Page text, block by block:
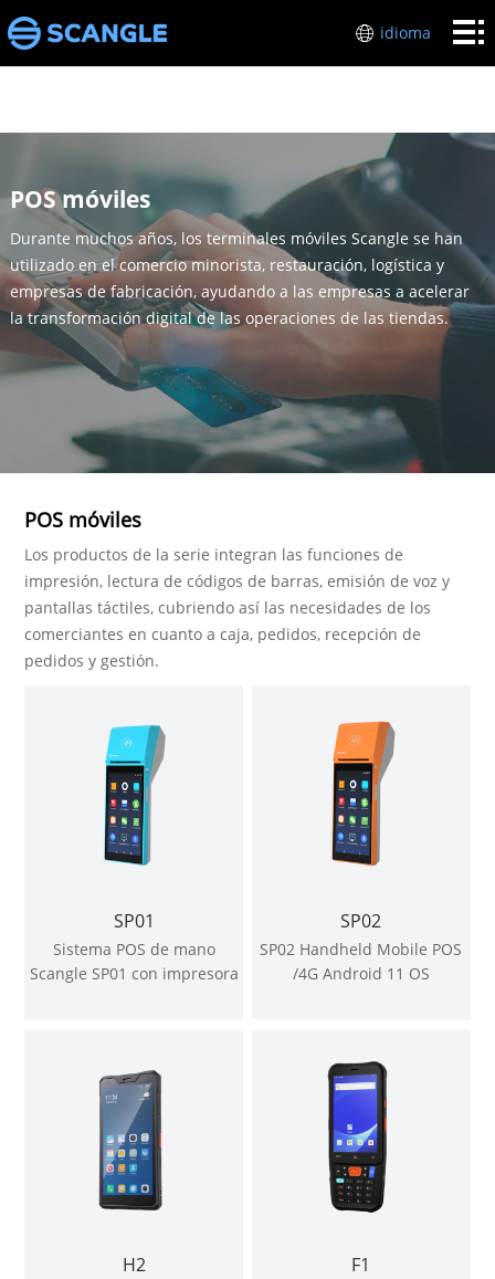
idioma
Inicio
Soporte
técnico
Póngase
en
contacto
nosotros
POS móviles
Durante muchos años, los terminales móviles Scangle se han
utilizado en el comercio minorista, restauración, logística y
empresas de fabricación, ayudando a las empresas a acelerar
la transformación digital de las operaciones de las tiendas.
POS móviles
Los productos de la serie integran las funciones de
impresión, lectura de códigos de barras, emisión de voz y
pantallas táctiles, cubriendo así las necesidades de los
comerciantes en cuanto a caja, pedidos, recepción de
pedidos y gestión.
SP01
Sistema POS de mano
Scangle SP01 con impresora
SP02
SP02 Handheld Mobile POS
/4G Android 11 OS
H2 F1